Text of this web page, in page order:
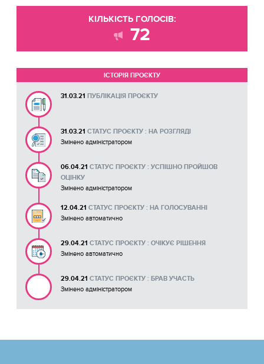
КІЛЬКІСТЬ ГОЛОСІВ:
72
ІСТОРІЯ ПРОЄКТУ
31.03.21 ПУБЛІКАЦІЯ ПРОЄКТУ
31.03.21 СТАТУС ПРОЄКТУ : НА РОЗГЛЯДІ
Змінено адміністратором
06.04.21 СТАТУС ПРОЄКТУ : УСПІШНО ПРОЙШОВ
ОЦІНКУ
Змінено адміністратором
12.04.21 СТАТУС ПРОЄКТУ : НА ГОЛОСУВАННІ
Змінено автоматично
29.04.21 СТАТУС ПРОЄКТУ : ОЧІКУЄ РІШЕННЯ
Змінено автоматично
29.04.21 СТАТУС ПРОЄКТУ : БРАВ УЧАСТЬ
Змінено адміністратором